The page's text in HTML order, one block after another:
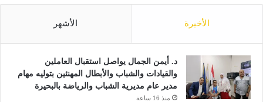
الأخيرة الأشهر
د. أيمن الجمال يواصل استقبال العاملين
والقيادات والشباب والأبطال المهنئين بتوليه مهام
مدير عام مديرية الشباب والرياضة بالبحيرة
منذ 16 ساعة